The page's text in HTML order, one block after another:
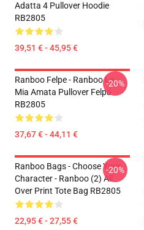
Adatta 4 Pullover Hoodie
RB2805
39,51 € - 45,95 €
Ranboo Felpe - Ranboo La
Mia Amata Pullover Felpa
RB2805
37,67 € - 44,11 €
-20%
Ranboo Bags - Choose Your
Character - Ranboo (2) All
Over Print Tote Bag RB2805
22,95 € - 27,55 €
-20%